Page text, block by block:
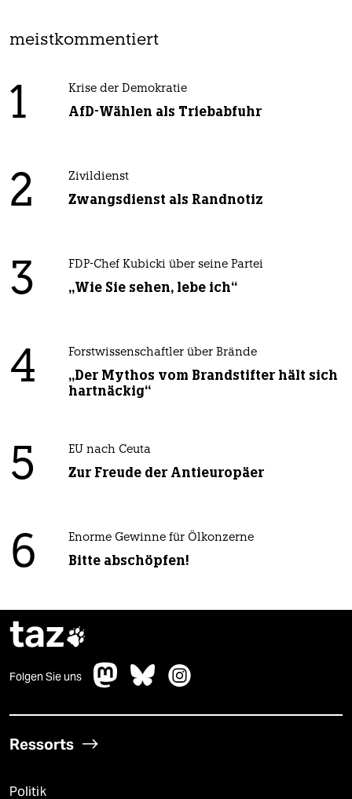
meistkommentiert
1 Krise der Demokratie
AfD-Wählen als Triebabfuhr
2 Zivildienst
Zwangsdienst als Randnotiz
3 FDP-Chef Kubicki über seine Partei
„Wie Sie sehen, lebe ich“
4 Forstwissenschaftler über Brände
„Der Mythos vom Brandstifter hält sich
hartnäckig“
5 EU nach Ceuta
Zur Freude der Antieuropäer
6 Enorme Gewinne für Ölkonzerne
Bitte abschöpfen!
taz
Folgen Sie uns
Ressorts
Politik